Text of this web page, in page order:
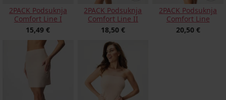
2PACK Podsuknja
Comfort Line I
15,49 €
2PACK Podsuknja
Comfort Line II
18,50 €
2PACK Podsuknja
Comfort Line
20,50 €